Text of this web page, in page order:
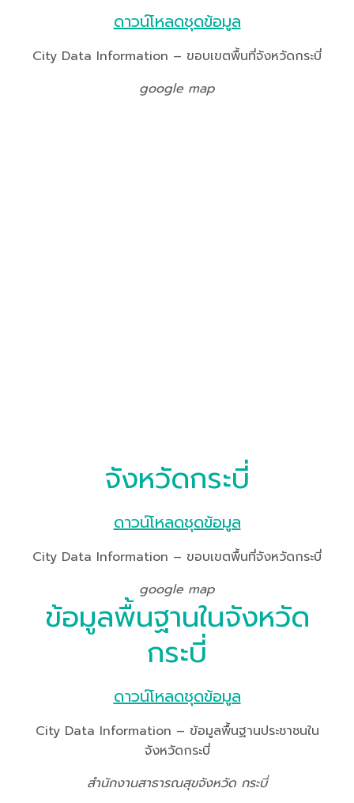
ดาวน์โหลดชุดข้อมูล
City Data Information – ขอบเขตพื้นที่จังหวัดกระบี่
google map
จังหวัดกระบี่
ดาวน์โหลดชุดข้อมูล
City Data Information – ขอบเขตพื้นที่จังหวัดกระบี่
google map
ข้อมูลพื้นฐานในจังหวัด
กระบี่
ดาวน์โหลดชุดข้อมูล
City Data Information – ข้อมูลพื้นฐานประชาชนใน
จังหวัดกระบี่
สำนักงานสาธารณสุขจังหวัด กระบี่